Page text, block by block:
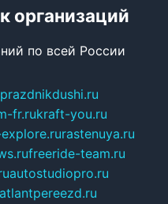
организаций
по всей России
prazdnikdushi.ru
fr.rukraft-you.ru
rastenuya.ru
freeride-team.ru
autostudiopro.ru
atlantpereezd.ru